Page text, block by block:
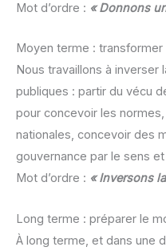
Mot d’ordre : « Donnons
Moyen terme :
Nous travaillons à
publiques : partir du vécu
pour concevoir les
nationales, concevoir des
gouvernance par le sens
Mot d’ordre : « Inversons
Long terme : préparer le
À long terme, et dans une